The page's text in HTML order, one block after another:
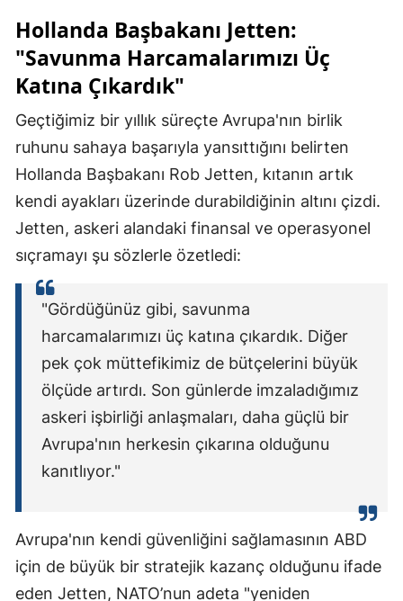
Hollanda Başbakanı Jetten:
"Savunma Harcamalarımızı Üç
Katına Çıkardık"
Geçtiğimiz bir yıllık süreçte Avrupa'nın birlik
ruhunu sahaya başarıyla yansıttığını belirten
Hollanda Başbakanı Rob Jetten, kıtanın artık
kendi ayakları üzerinde durabildiğinin altını çizdi.
Jetten, askeri alandaki finansal ve operasyonel
sıçramayı şu sözlerle özetledi:
"Gördüğünüz gibi, savunma
harcamalarımızı üç katına çıkardık. Diğer
pek çok müttefikimiz de bütçelerini büyük
ölçüde artırdı. Son günlerde imzaladığımız
askeri işbirliği anlaşmaları, daha güçlü bir
Avrupa'nın herkesin çıkarına olduğunu
kanıtlıyor."
Avrupa'nın kendi güvenliğini sağlamasının ABD
için de büyük bir stratejik kazanç olduğunu ifade
eden Jetten, NATO’nun adeta "yeniden